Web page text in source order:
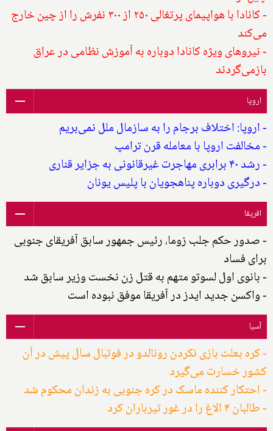
- کانادا با هواپیمای پرتغالی ۲۵۰ از ۳۰۰ نفرش را از چین خارج
می‌کند
- نیروهای ویژه کانادا دوباره به آموزش نظامی در عراق
بازمی‌گردند
اروپا
- اروپا: اختلاف برجام را به سازمال ملل نمی‌بریم
- مخالفت اروپا با معامله قرن ترامپ
- رشد ۴۰ برابری مهاجرت غیرقانونی به جزایر قناری
- درگیری دوباره پناهجویان با پلیس یونان
افریقا
- صدور حکم جلب زوما، رئیس جمهور سابق آفریقای جنوبی
برای فساد
- بانوی اول لسوتو متهم به قتل زن نخست وزیر سابق شد
- واکسن جدید ایدز در آفریقا موفق نبوده است
آسیا
- کره بعلت بازی نکردن رونالدو در فوتبال سال پیش در آن
کشور خسارت می‌گیرد
- احتکار کننده ماسک در کره جنوبی به زندان محکوم شد
- طالبان ۴ الاغ را در غور تیرباران کرد